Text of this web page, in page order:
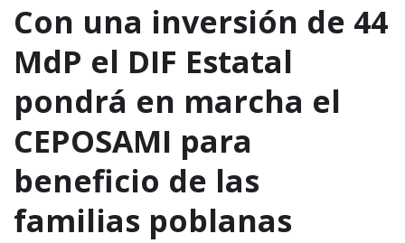
Con una inversión de 44
MdP el DIF Estatal
pondrá en marcha el
CEPOSAMI para
beneficio de las
familias poblanas